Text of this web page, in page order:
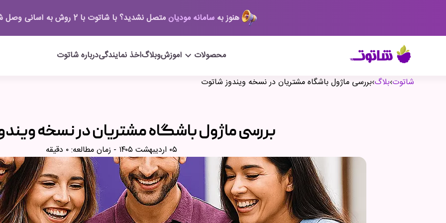
هنوز به سامانه مودیانمتصل نشدید؟ با شاتوت با 2 روش به آسانی وصل شوید.
محصولات keyboard_arrow_down آموزشوبلاگاخذ نمایندگیدرباره شاتوت
شاتوت›بلاگ›بررسی ماژول باشگاه مشتریان در نسخه ویندوز شاتوت
بررسی ماژول باشگاه مشتریان در نسخه
۰۵ اردیبهشت ۱۴۰۵ - زمان مطالعه: ۰ دقیقه